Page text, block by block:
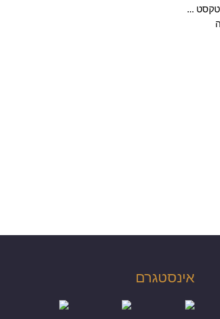
...
אינסטגרם